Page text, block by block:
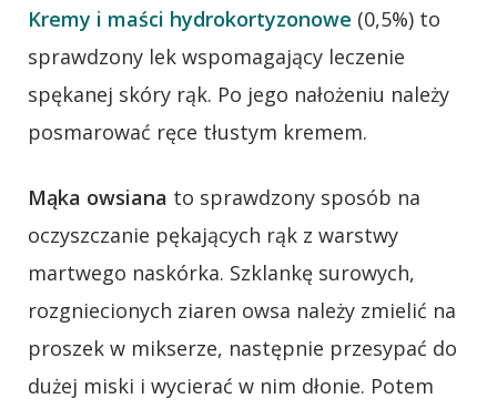
Kremy i maści hydrokortyzonowe (0,5%) to
sprawdzony lek wspomagający leczenie
spękanej skóry rąk. Po jego nałożeniu należy
posmarować ręce tłustym kremem.
Mąka owsiana to sprawdzony sposób na
oczyszczanie pękających rąk z warstwy
martwego naskórka. Szklankę surowych,
rozgniecionych ziaren owsa należy zmielić na
proszek w mikserze, następnie przesypać do
dużej miski i wycierać w nim dłonie. Potem